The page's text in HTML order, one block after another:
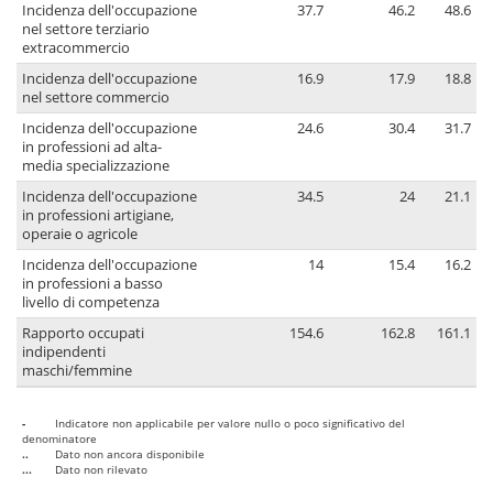
Incidenza dell'occupazione
nel settore terziario
extracommercio
37.7 46.2 48.6
Incidenza dell'occupazione
nel settore commercio
16.9 17.9 18.8
Incidenza dell'occupazione
in professioni ad alta-
media specializzazione
24.6 30.4 31.7
Incidenza dell'occupazione
in professioni artigiane,
operaie o agricole
34.5 24 21.1
Incidenza dell'occupazione
in professioni a basso
livello di competenza
14 15.4 16.2
Rapporto occupati
indipendenti
maschi/femmine
154.6 162.8 161.1
-
Indicatore non applicabile per valore nullo o poco significativo del
denominatore
..
Dato non ancora disponibile
...
Dato non rilevato